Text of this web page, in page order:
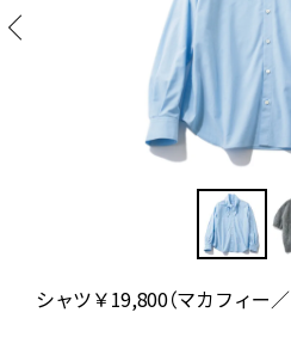
シャツ￥19,800（マカフィー